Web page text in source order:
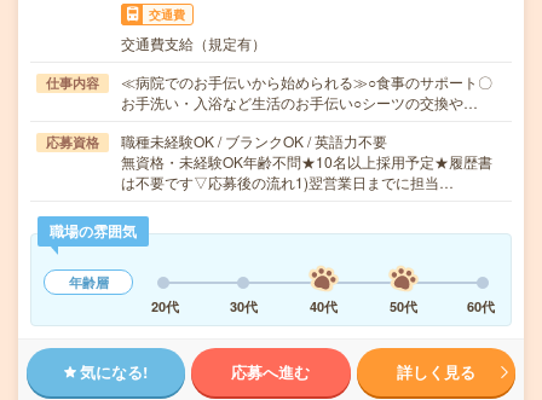
交通費
交通費支給（規定有）
仕事内容
≪病院でのお手伝いから始められる≫○食事のサポート〇
お手洗い・入浴など生活のお手伝い○シーツの交換や…
応募資格
職種未経験OK / ブランクOK / 英語力不要
無資格・未経験OK年齢不問★10名以上採用予定★履歴書
は不要です▽応募後の流れ1)翌営業日までに担当…
職場の雰囲気
年齢層
20代
30代 40代 50代 60代
気になる! 応募へ進む 詳しく見る